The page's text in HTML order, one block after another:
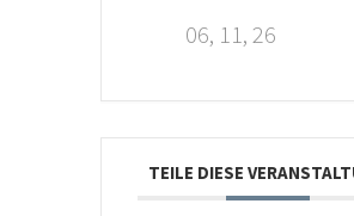
06, 11, 26
TEILE DIESE